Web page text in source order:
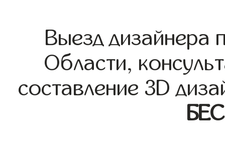
Выезд дизайнера
Области,
составление 3D